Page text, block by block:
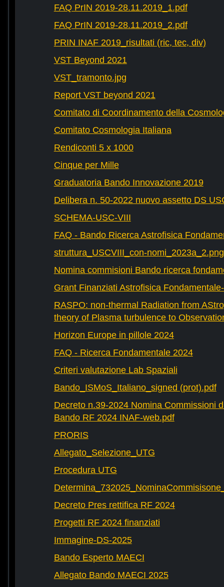
FAQ PrIN 2019-28.11.2019_1.pdf
FAQ PrIN 2019-28.11.2019_2.pdf
PRIN INAF 2019_risultati (ric, tec, div)
VST Beyond 2021
VST_tramonto.jpg
Report VST beyond 2021
Comitato di Coordinamento della
Comitato Cosmologia Italiana
Rendiconti 5 x 1000
Cinque per Mille
Graduatoria Bando Innovazione 2019
Delibera n. 50-2022 nuovo assetto DS
SCHEMA-USC-VIII
FAQ - Bando Ricerca Astrofisica
struttura_USCVIII_con-nomi_2023a_2.png
Nomina commisioni Bando ricerca
Grant Finanziati Astrofisica
RASPO: non-thermal Radiation from
theory of Plasma turbulence to
Horizon Europe in pillole 2024
FAQ - Ricerca Fondamentale 2024
Criteri valutazione Lab Spaziali
Bando_ISMoS_Italiano_signed (prot).pdf
Decreto n.39-2024 Nomina Commissioni
Bando RF 2024 INAF-web.pdf
PRORIS
Allegato_Selezione_UTG
Procedura UTG
Decreto Pres rettifica RF 2024
Progetti RF 2024 finanziati
Immagine-DS-2025
Bando Esperto MAECI
Allegato Bando MAECI 2025